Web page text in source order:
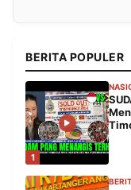
BERITA POPULER
1